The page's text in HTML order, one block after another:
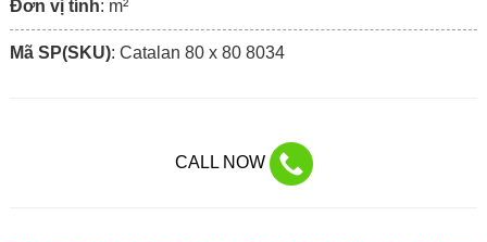
Đơn vị tính: m²
Mã SP(SKU): Catalan 80 x 80 8034
CALL NOW